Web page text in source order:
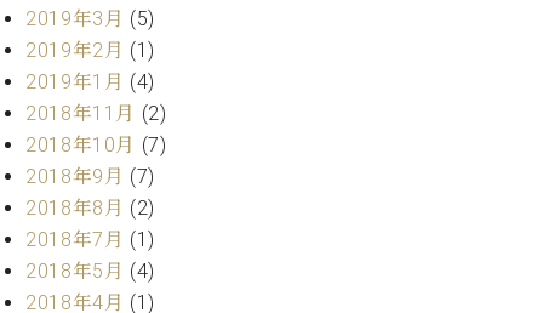
ア
フ
タ
ー
ー
ビ
ス
(調
律)
2019年3月 (5)
2019年2月 (1)
2019年1月 (4)
2018年11月 (2)
2018年10月 (7)
2018年9月 (7)
2018年8月 (2)
2018年7月 (1)
2018年5月 (4)
2018年4月 (1)